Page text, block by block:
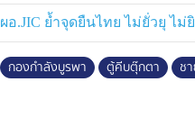
ผอ.JIC ย้ำจุดยืนไทย ไม่ยั่วยุ ไ
กองกำลังบูรพา ตู้คีบตุ๊กตา ช